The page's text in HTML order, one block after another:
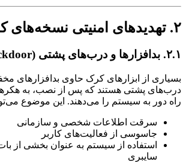
۲. تهدیدهای امنیتی نسخه‌های کرک‌شده
۲.۱. بدافزارها و درب‌های پشتی (Backdoor)
بسیاری از ابزارهای کرک حاوی بدافزارهای
درب‌های پشتی هستند که پس از نصب، به
راه دور به سیستم را می‌دهند. این موضوع
سرقت اطلاعات شخصی و سازمانی
جاسوسی از فعالیت‌های کاربر
استفاده از سیستم به عنوان بخشی از
سایبری